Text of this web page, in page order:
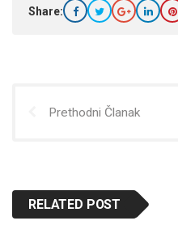
Share:
Prethodni Članak
RELATED POST